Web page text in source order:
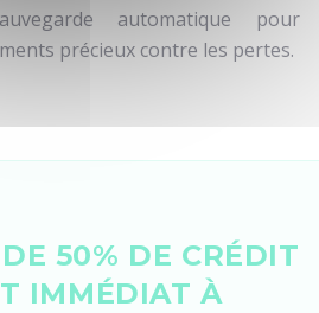
automatique pour
précieux contre les pertes.
50% DE CRÉDIT
IMMÉDIAT À